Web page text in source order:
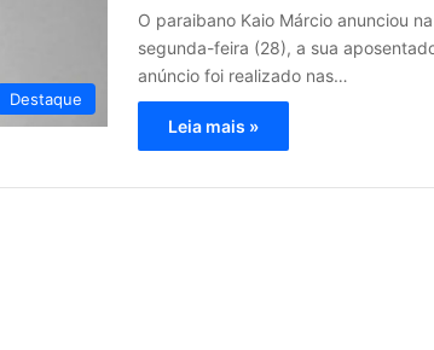
Destaque
O paraibano Kaio Márcio anunciou
segunda-feira (28), a sua
anúncio foi realizado nas…
Leia mais »